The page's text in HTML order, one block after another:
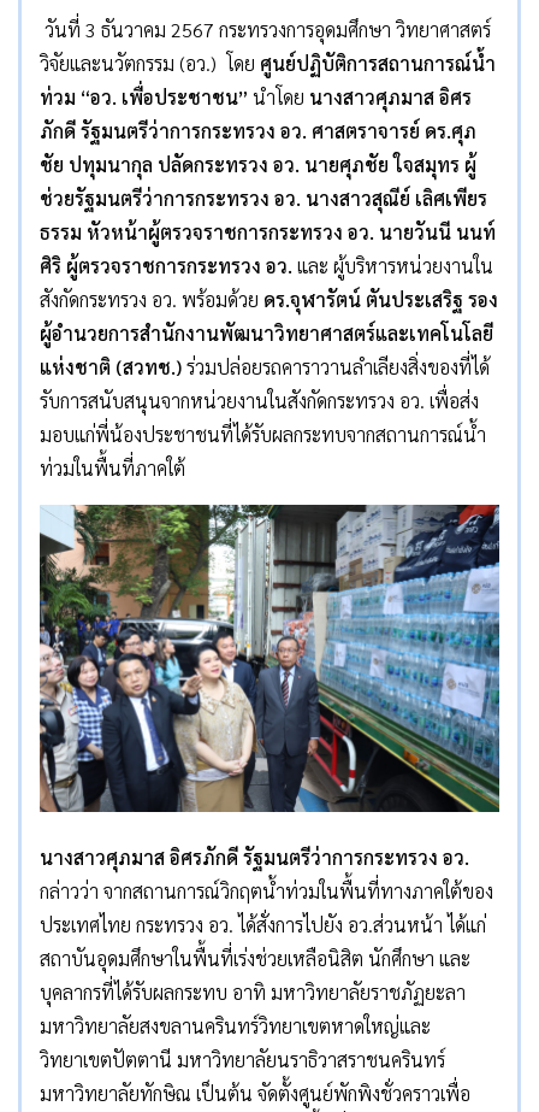
วันที่ 3 ธันวาคม 2567 กระทรวงการอุดมศึกษา วิทยาศาสตร์
วิจัยและนวัตกรรม (อว.) โดย ศูนย์ปฏิบัติการสถานการณ์น้ำ
ท่วม “อว. เพื่อประชาชน” นำโดย นางสาวศุภมาส อิศร
ภักดี รัฐมนตรีว่าการกระทรวง อว. ศาสตราจารย์ ดร.ศุภ
ชัย ปทุมนากุล ปลัดกระทรวง อว. นายศุภชัย ใจสมุทร ผู้
ช่วยรัฐมนตรีว่าการกระทรวง อว. นางสาวสุณีย์ เลิศเพียร
ธรรม หัวหน้าผู้ตรวจราชการกระทรวง อว. นายวันนี นนท์
ศิริ ผู้ตรวจราชการกระทรวง อว. และ ผู้บริหารหน่วยงานใน
สังกัดกระทรวง อว. พร้อมด้วย ดร.จุฬารัตน์ ตันประเสริฐ รอง
ผู้อำนวยการสำนักงานพัฒนาวิทยาศาสตร์และเทคโนโลยี
แห่งชาติ (สวทช.)ร่วมปล่อยรถคาราวานลำเลียงสิ่งของที่ได้
รับการสนับสนุนจากหน่วยงานในสังกัดกระทรวง อว. เพื่อส่ง
มอบแก่พี่น้องประชาชนที่ได้รับผลกระทบจากสถานการณ์น้ำ
ท่วมในพื้นที่ภาคใต้
นางสาวศุภมาส อิศรภักดี รัฐมนตรีว่าการกระทรวง อว.
กล่าวว่า จากสถานการณ์วิกฤตน้ำท่วมในพื้นที่ทางภาคใต้ของ
ประเทศไทย กระทรวง อว. ได้สั่งการไปยัง อว.ส่วนหน้า ได้แก่
สถาบันอุดมศึกษาในพื้นที่เร่งช่วยเหลือนิสิต นักศึกษา และ
บุคลากรที่ได้รับผลกระทบ อาทิ มหาวิทยาลัยราชภัฏยะลา
มหาวิทยาลัยสงขลานครินทร์วิทยาเขตหาดใหญ่และ
วิทยาเขตปัตตานี มหาวิทยาลัยนราธิวาสราชนครินทร์
มหาวิทยาลัยทักษิณ เป็นต้น จัดตั้งศูนย์พักพิงชั่วคราวเพื่อ